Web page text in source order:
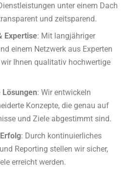
unter einem Dach
und zeitsparend.
Expertise: Mit langjähriger
einem Netzwerk aus Experten
Ihnen qualitativ hochwertige
: Wir entwickeln
Konzepte, die genau auf
und Ziele abgestimmt sind.
: Durch kontinuierliches
Reporting stellen wir sicher,
erreicht werden.